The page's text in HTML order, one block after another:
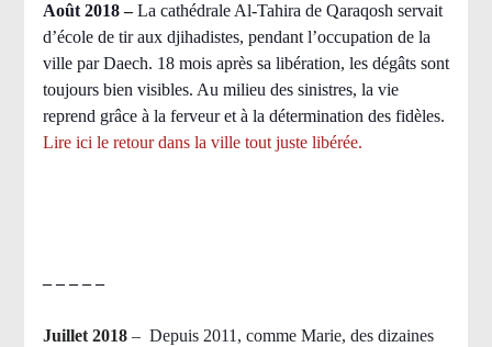
Août 2018–La cathédrale Al-Tahira de Qaraqosh servait
d’école de tir aux djihadistes, pendant l’occupation de la
ville par Daech. 18 mois après sa libération, les dégâts sont
toujours bien visibles. Au milieu des sinistres, la vie
reprend grâce à la ferveur et à la détermination des fidèles.
Lire ici le retour dans la ville tout juste libérée.
– – – – –
Juillet 2018 – Depuis 2011, comme Marie, des dizaines